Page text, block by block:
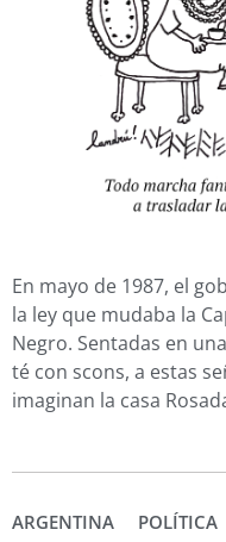
En mayo de 1987, el
la ley que mudaba la
Negro. Sentadas en
té con scons, a estas
imaginan la casa
ARGENTINA POLÍTICA